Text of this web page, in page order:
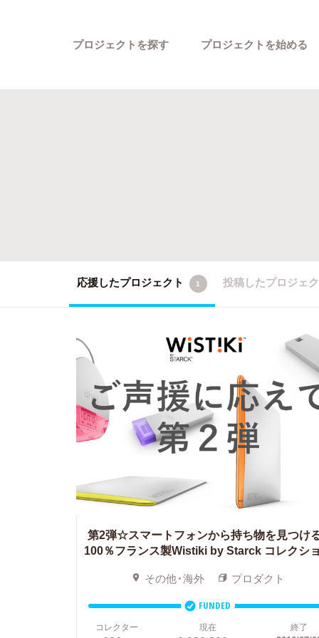
プロジェクトを探す プロジェクトを始める
応援したプロジェクト 1 投稿したプロジェ
第2弾☆スマートフォンから持ち物を見つける
100％フランス製Wistiki by Starck コレクシ
その他・海外 プロダクト
FUNDED
コレクター
現在 終了